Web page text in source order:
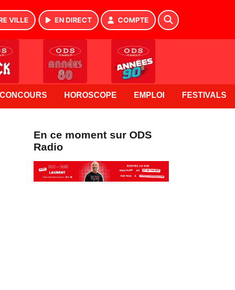
VILLE EN DIRECT COMPTE
CONCOURS HOROSCOPE EMPLOI FESTIVALS
En ce moment sur ODS
Radio